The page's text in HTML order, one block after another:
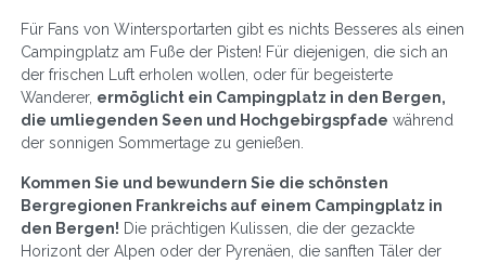
Für Fans von Wintersportarten gibt es nichts Besseres als einen
Campingplatz am Fuße der Pisten! Für diejenigen, die sich an
der frischen Luft erholen wollen, oder für begeisterte
Wanderer, ermöglicht ein Campingplatz in den Bergen,
die umliegenden Seen und Hochgebirgspfade während
der sonnigen Sommertage zu genießen.
Kommen Sie und bewundern Sie die schönsten
Bergregionen Frankreichs auf einem Campingplatz in
den Bergen! Die prächtigen Kulissen, die der gezackte
Horizont der Alpen oder der Pyrenäen, die sanften Täler der